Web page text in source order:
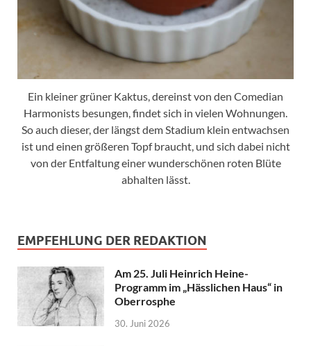
Ein kleiner grüner Kaktus, dereinst von den Comedian
Harmonists besungen, findet sich in vielen Wohnungen.
So auch dieser, der längst dem Stadium klein entwachsen
ist und einen größeren Topf braucht, und sich dabei nicht
von der Entfaltung einer wunderschönen roten Blüte
abhalten lässt.
EMPFEHLUNG DER REDAKTION
Am 25. Juli Heinrich Heine-
Programm im „Hässlichen Haus“ in
Oberrosphe
30. Juni 2026